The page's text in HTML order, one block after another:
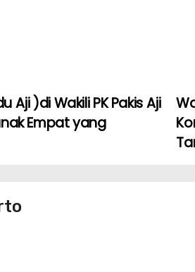
Aji )di Wakili PK Pakis Aji
Empat yang